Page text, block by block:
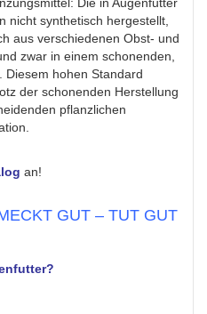
Die in Augenfutter
nicht synthetisch hergestellt,
aus verschiedenen Obst- und
zwar in einem schonenden,
Diesem hohen Standard
der schonenden Herstellung
pflanzlichen
an!
GUT – TUT GUT
er?